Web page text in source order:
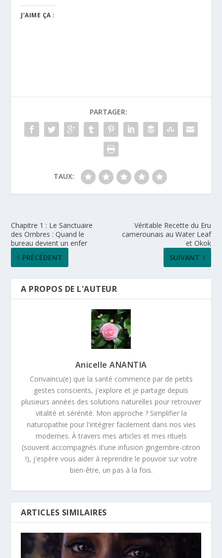
J’AIME ÇA :
PARTAGER:
TAUX:
Chapitre 1 : Le Sanctuaire
des Ombres : Quand le
bureau devient un enfer
PRÉCÉDENT
Véritable Recette du Eru
camerounais au Water Leaf
et Okok
SUIVANT
A PROPOS DE L'AUTEUR
Anicelle ANANTIA
Convaincu(e) que la santé commence par de petits
gestes conscients, j'explore et je partage depuis
plusieurs années des solutions naturelles pour retrouver
vitalité et sérénité. Mon approche ? Simplifier la
naturopathie pour l'intégrer facilement dans nos vies
modernes. À travers mes articles et mes rituels
(souvent accompagnés d'une infusion gingembre-citron
!), j'espère vous aider à reprendre le pouvoir sur votre
bien-être, un pas à la fois.
ARTICLES SIMILAIRES